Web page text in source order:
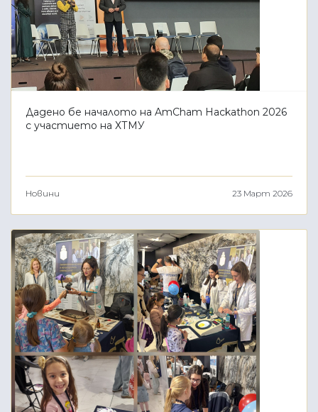
Дадено бе началото на AmCham Hackathon 2026
с участието на ХТМУ
Новини 23 Март 2026